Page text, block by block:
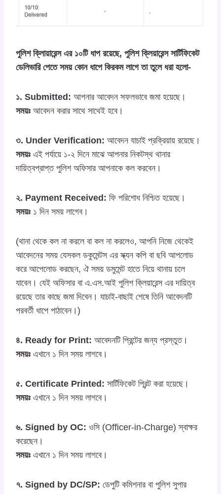
পুলিশ ক্লিায়ারেন্স এর ১০টি ধাপ রয়েছে, পুলিশ ক্লিয়ারেন্স সার্টিফিকেট
ডেলিভারি পেতে সময় কোন ধাপে কিরকম লাগে তা তুলে ধরা হলো-
১. Submitted: আপনার আবেদন সফলভাবে জমা হয়েছে।
সময়ঃ আবেদন করার সাথে সাথেই হবে।
৩. Under Verification: আবেদন যাচাই প্রক্রিয়ায় রয়েছে।
সময়ঃ এই পর্যায়ে ১-২ দিনে মাঝে আপনার নিকটস্থ থানার
দায়িত্বপ্রাপ্ত পুলিশ অফিসার আপনাকে কল করবেন।
২. Payment Received: ফি পরিশোধ নিশ্চিত হয়েছে।
সময়ঃ ১ দিন সময় লাগেব।
(থানা থেকে কল না করলে বা কল না করলেও, আপনি নিজে থেকেই
আবেদনের সময় যেসকল ডকুমেন্টস এর স্ক্যন কপি বা ছবি আপলোড
করে আপেলোড করছেন, ঐ সময় ডমুমেন্ট হাতে নিয়ে থানায় চলে
যাবেন। যেই অফিসার বা এ.এস.আই পুলিশ ক্লিয়ারেন্স এর দায়িত্ব
রয়েছে তার কাছে জমা দিবেন। যাচাই-বাছাই শেষে তিনি আবেদনটি
পরবর্তী ধাপে পাঠাবেন।)
৪. Ready for Print: আবেদনটি প্রিন্টের জন্য প্রস্তুত।
সময়ঃ এখানে ১ দিন সময় লাগবে।
৫. Certificate Printed: সার্টিফিকেট প্রিন্ট করা হয়েছে।
সময়ঃ এখানে ১ দিন সময় লাগবে।
৬. Signed by OC: ওসি (Officer-in-Charge) স্বাক্ষর
করেছেন।
সময়ঃ এখানে ১ দিন সময় লাগবে।
৭. Signed by DC/SP: ডেপুটি কমিশনার বা পুলিশ সুপার